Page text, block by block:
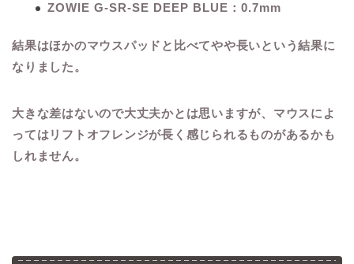
ZOWIE G-SR-SE DEEP BLUE：0.7mm
結果はほかのマウスパッドと比べてやや長いという結果に
なりました。
大きな差はないので大丈夫かとは思いますが、マウスによ
ってはリフトオフレンジが長く感じられるものがあるかも
しれません。